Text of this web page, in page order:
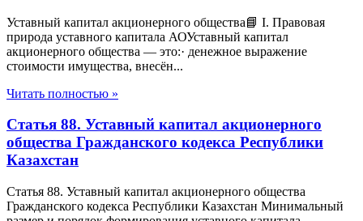
Уставный капитал акционерного общества📘 I. Правовая
природа уставного капитала АОУставный капитал
акционерного общества — это:· денежное выражение
стоимости имущества, внесён...
Читать полностью »
Статья 88. Уставный капитал акционерного
общества Гражданского кодекса Республики
Казахстан
Статья 88. Уставный капитал акционерного общества
Гражданского кодекса Республики Казахстан Минимальный